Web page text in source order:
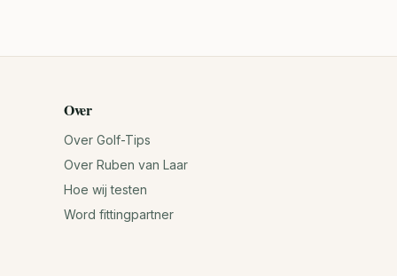
Over
Over Golf-Tips
Over Ruben van Laar
Hoe wij testen
Word fittingpartner